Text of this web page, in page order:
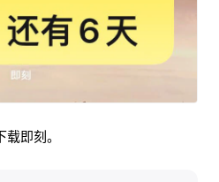
载即刻。